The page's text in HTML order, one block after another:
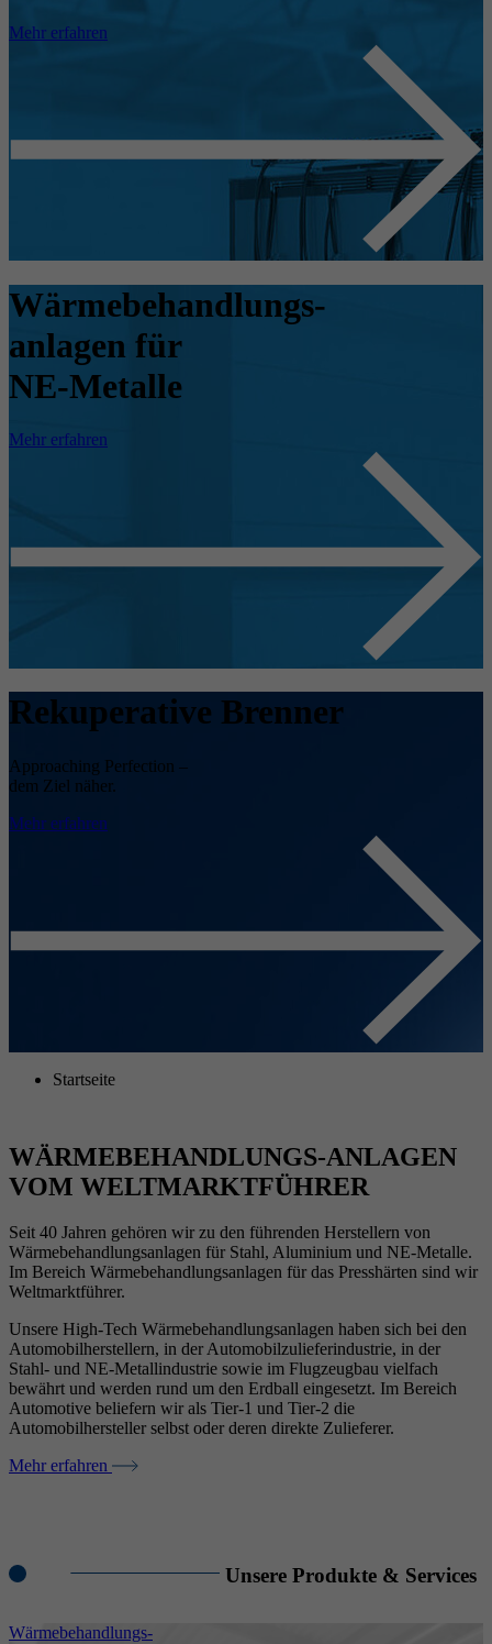
Mehr erfahren
Wärmebehandlungs-
anlagen für
NE-Metalle
Mehr erfahren
Rekuperative Brenner
Approaching Perfection –
dem Ziel näher.
Mehr erfahren
Startseite
WÄRMEBEHANDLUNGS-ANLAGEN
VOM WELTMARKTFÜHRER
Seit 40 Jahren gehören wir zu den führenden Herstellern von
Wärmebehandlungsanlagen für Stahl, Aluminium und NE-Metalle.
Im Bereich Wärmebehandlungsanlagen für das Presshärten sind wir
Weltmarktführer.
Unsere High-Tech Wärmebehandlungsanlagen haben sich bei den
Automobilherstellern, in der Automobilzulieferindustrie, in der
Stahl- und NE-Metallindustrie sowie im Flugzeugbau vielfach
bewährt und werden rund um den Erdball eingesetzt. Im Bereich
Automotive beliefern wir als Tier-1 und Tier-2 die
Automobilhersteller selbst oder deren direkte Zulieferer.
Mehr erfahren
Unsere Produkte & Services
Wärmebehandlungs-